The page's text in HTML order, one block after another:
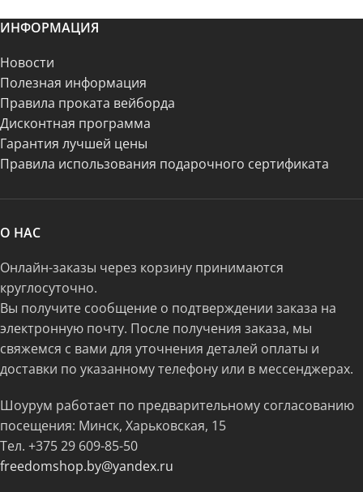
ИНФОРМАЦИЯ
Новости
Полезная информация
Правила проката вейборда
Дисконтная программа
Гарантия лучшей цены
Правила использования подарочного сертификата
О НАС
Онлайн-заказы через корзину принимаются
круглосуточно.
Вы получите сообщение о подтверждении заказа на
электронную почту. После получения заказа, мы
свяжемся с вами для уточнения деталей оплаты и
доставки по указанному телефону или в мессенджерах.
Шоурум работает по предварительному согласованию
посещения: Минск, Харьковская, 15
Тел. +375 29 609-85-50
freedomshop.by@yandex.ru